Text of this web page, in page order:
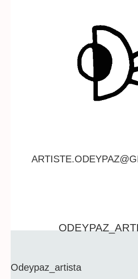
Odeypaz_artista